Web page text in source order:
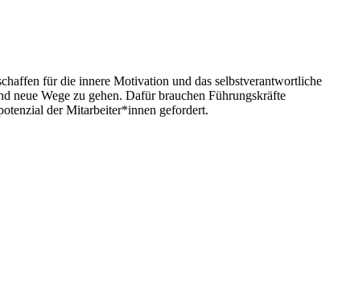
für die innere Motivation und das selbstverantwortliche
neue Wege zu gehen. Dafür brauchen Führungskräfte
der Mitarbeiter*innen gefordert.